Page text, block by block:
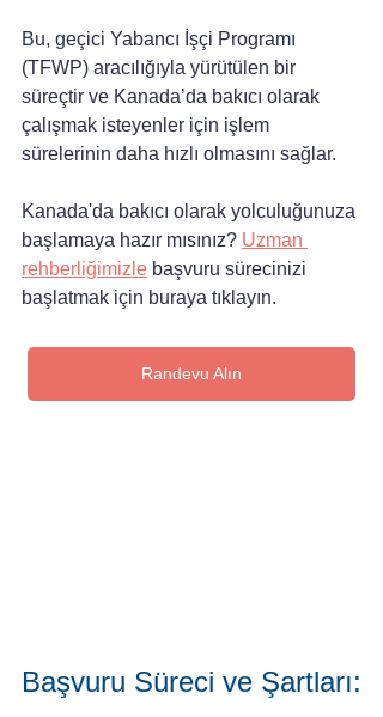
Bu, geçici Yabancı İşçi Programı
(TFWP) aracılığıyla yürütülen bir
süreçtir ve Kanada’da bakıcı olarak
çalışmak isteyenler için işlem
sürelerinin daha hızlı olmasını sağlar.
Kanada'da bakıcı olarak yolculuğunuza
başlamaya hazır mısınız? Uzman
rehberliğimizle başvuru sürecinizi
başlatmak için buraya tıklayın.
Randevu Alın
Başvuru Süreci ve Şartları: